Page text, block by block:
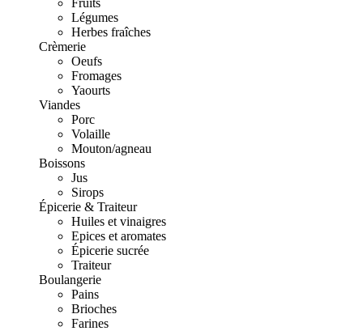
Fruits
Légumes
Herbes fraîches
Crèmerie
Oeufs
Fromages
Yaourts
Viandes
Porc
Volaille
Mouton/agneau
Boissons
Jus
Sirops
Épicerie & Traiteur
Huiles et vinaigres
Epices et aromates
Épicerie sucrée
Traiteur
Boulangerie
Pains
Brioches
Farines